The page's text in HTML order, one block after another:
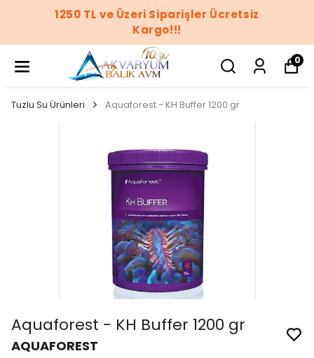
Ücretsiz
1250 TL ve Üzeri
0
Tuzlu Su Ürünleri Aquaforest - KH Buffer 1200 gr
Aquaforest - KH Buffer 1200 gr
AQUAFOREST